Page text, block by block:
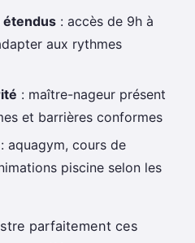
étendus : accès de 9h à
aux rythmes
: maître-nageur présent
et barrières conformes
: aquagym, cours de
piscine selon les
parfaitement ces